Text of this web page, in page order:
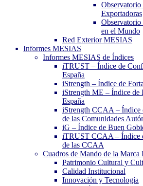
Exportadoras
en el Mundo
Red Exterior MESIAS
Informes MESIAS
Informes MESIAS de Índices
iTRUST – Índice de
España
iStrength – Índice de
iStrength ME – Índice de
España
iStrength CCAA – Índice
de las Comunidades
iG – Índice de Buen
iTRUST CCAA – Índice
de las CCAA
Cuadros de Mando de la Marca
Patrimonio Cultural y
Calidad Institucional
Innovación y Tecnología